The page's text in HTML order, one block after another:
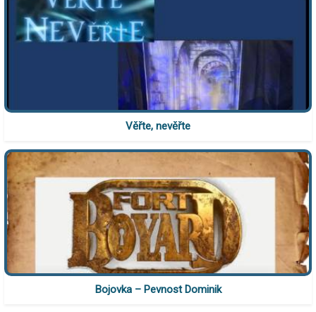
Věřte, nevěřte
Bojovka – Pevnost Dominik